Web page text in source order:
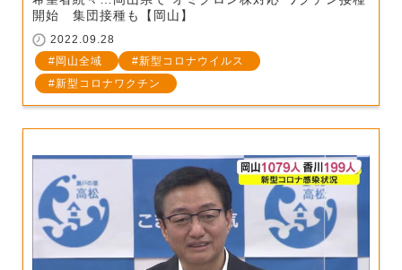
開始 集団接種も【岡山】
2022.09.28
岡山全域
新型コロナウイルス
新型コロナワクチン